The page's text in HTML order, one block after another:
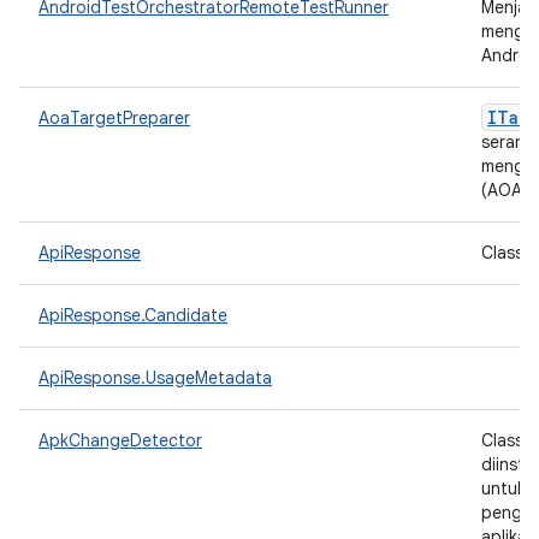
AndroidTestOrchestratorRemoteTestRunner
AoaTargetPreparer
ApiResponse Class
ApiResponse.Candidate
ApiResponse.UsageMetadata
ApkChangeDetector
Class
untuk